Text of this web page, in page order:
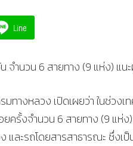
Line
จำนวน 6 สายทาง (9 แห่ง) แน
างหลวง เปิดเผยว่า ในช่วง
รั้งจำนวน 6 สายทาง (9 แห่
และรถโดยสารสาธารณะ ซึ่